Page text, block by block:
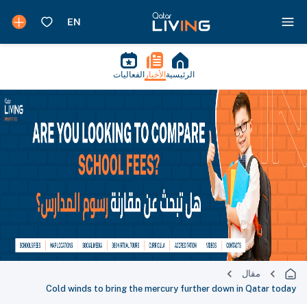
الرئيسية الأخبار الفعاليات
مقال
Cold winds to bring the mercury further down in Qatar today